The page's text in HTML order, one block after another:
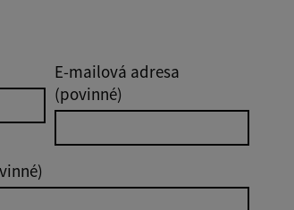
E-mailová adresa
(povinné)